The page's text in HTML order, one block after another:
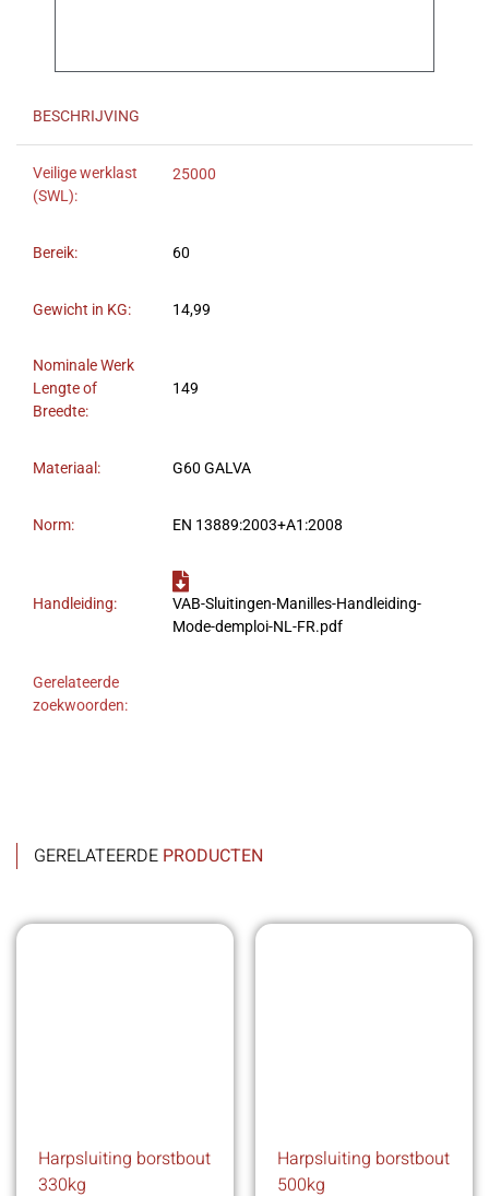
BESCHRIJVING
Veilige werklast
(SWL):
25000
Bereik: 60
Gewicht in KG: 14,99
Nominale Werk
Lengte of
Breedte:
149
Materiaal: G60 GALVA
Norm: EN 13889:2003+A1:2008
Handleiding:
VAB-Sluitingen-Manilles-Handleiding-
Mode-demploi-NL-FR.pdf
Gerelateerde
zoekwoorden:
GERELATEERDE PRODUCTEN
Harpsluiting borstbout
330kg
Harpsluiting borstbout
500kg